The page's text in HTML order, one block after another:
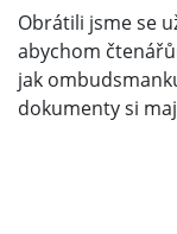
Obrátili jsme se
abychom
jak
dokumenty si